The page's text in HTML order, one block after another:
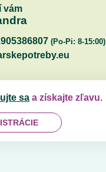
vám
(Po-Pi: 8-15:00)
sa a získajte zľavu.